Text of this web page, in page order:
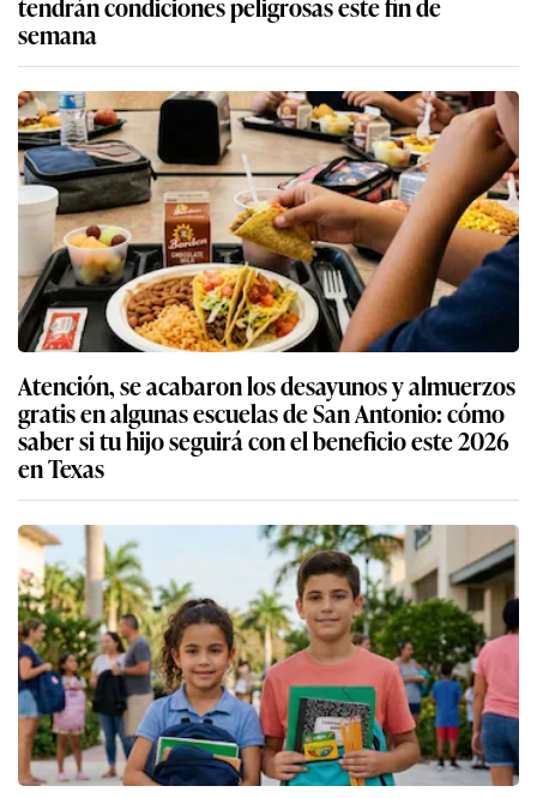
semana
Atención, se acabaron los desayunos y almuerzos
gratis en algunas escuelas de San Antonio: cómo
saber si tu hijo seguirá con el beneficio este 2026
en Texas